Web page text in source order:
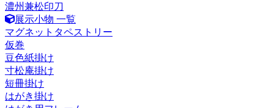
濃州兼松印刀
展示小物 一覧
マグネットタペストリー
仮巻
豆色紙掛け
寸松庵掛け
短冊掛け
はがき掛け